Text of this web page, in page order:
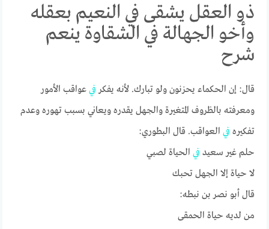
ذو العقل يشقى في النعيم بعقله
وأخو الجهالة في الشقاوة ينعم
شرح
قال: إن الحكماء يحزنون ولو تبارك. لأنه يفكرفي عواقب الأمور
ومعرفته بالظروف المتغيرة والجهل يقدره ويعاني بسبب تهوره وعدم
تفكيرهفي العواقب. قال البطوري:
حلم غير سعيدفي الحياة لصبي
لا حياة إلا الجهل تحبك
قال أبو نصر بن نبطه:
من لديه حياة الحمقى